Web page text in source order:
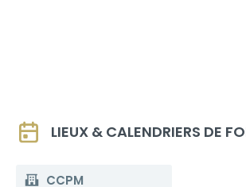
LIEUX & CALENDRIERS DE
CCPM